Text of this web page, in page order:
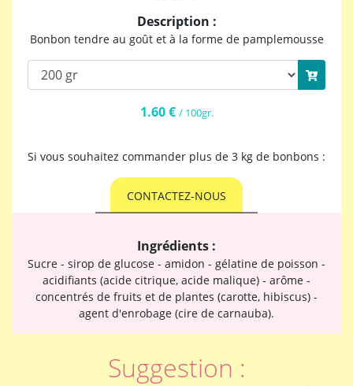
Description :
Bonbon tendre au goût et à la forme de pamplemousse
1.60 € / 100gr.
Si vous souhaitez commander plus de 3 kg de bonbons :
CONTACTEZ-NOUS
Ingrédients :
Sucre - sirop de glucose - amidon - gélatine de poisson -
acidifiants (acide citrique, acide malique) - arôme -
concentrés de fruits et de plantes (carotte, hibiscus) -
agent d'enrobage (cire de carnauba).
Suggestion :